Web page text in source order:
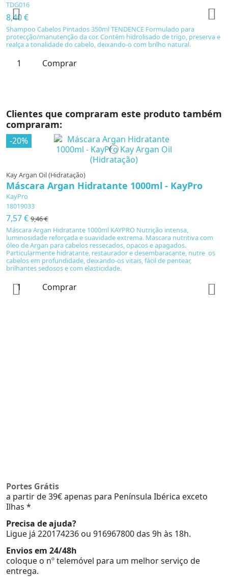
TDG016
8,40 €
Shampoo Cabelos Pintados 350ml TENDENCE Formulado para
protecção/manutenção da cor. Contém hidrolisado de trigo, preserva e
realça a tonalidade do cabelo, deixando-o com brilho natural.
Comprar
Clientes que compraram este produto também
compraram:
-20%
Kay Argan Oil (Hidratação)
Máscara Argan Hidratante 1000ml - KayPro
KayPro
18019033
7,57 € 9,46 €
Máscara Argan Hidratante 1000ml KAYPRO Nutrição intensa,
luminosidade reforçada e suavidade extrema. Mascara nutritiva com
óleo de Argan para cabelos ressecados, opacos e apagados.
Particularmente hidratante, restaurador e desembaracante, nutre os
cabelos em profundidade, deixando-os vitais, fácil de pentear,
brilhantes sedosos e com elasticidade.
Comprar
Portes Grátis
a partir de 39€ apenas para Península Ibérica exceto
Ilhas *
Precisa de ajuda?
Ligue já 220174236 ou 916967800 das 9h às 18h.
Envios em 24/48h
coloque o nº telemóvel para um melhor serviço de
entrega.